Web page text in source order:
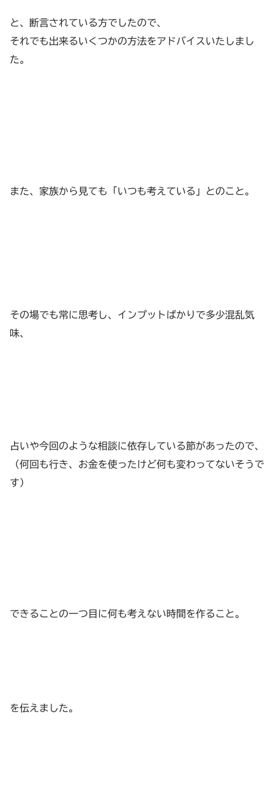
と、断言されている方でしたので、
それでも出来るいくつかの方法をアドバイスいたしまし
た。
また、家族から見ても「いつも考えている」とのこと。
その場でも常に思考し、インプットばかりで多少混乱気
味、
占いや今回のような相談に依存している節があったので、
（何回も行き、お金を使ったけど何も変わってないそうで
す）
できることの一つ目に何も考えない時間を作ること。
を伝えました。